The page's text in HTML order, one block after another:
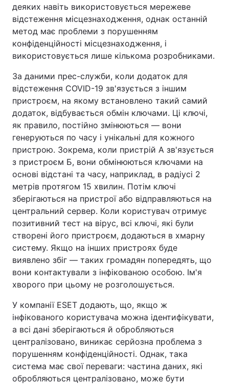
деяких навіть використовується мережеве
відстеження місцезнаходження, однак останній
метод має проблеми з порушенням
конфіденційності місцезнаходження, і
використовується лише кількома розробниками.
За даними прес-служби, коли додаток для
відстеження COVID-19 зв'язується з іншим
пристроєм, на якому встановлено такий самий
додаток, відбувається обмін ключами. Ці ключі,
як правило, постійно змінюються — вони
генеруються по часу і унікальні для кожного
пристрою. Зокрема, коли пристрій A зв'язується
з пристроєм Б, вони обмінюються ключами на
основі відстані та часу, наприклад, в радіусі 2
метрів протягом 15 хвилин. Потім ключі
зберігаються на пристрої або відправляються на
центральний сервер. Коли користувач отримує
позитивний тест на вірус, всі ключі, які були
створені його пристроєм, додаються в хмарну
систему. Якщо на інших пристроях буде
виявлено збіг — таких громадян попередять, що
вони контактували з інфікованою особою. Ім'я
хворого при цьому не розголошується.
У компанії ESET додають, що, якщо ж
інфікованого користувача можна ідентифікувати,
а всі дані зберігаються й обробляються
централізовано, виникає серйозна проблема з
порушенням конфіденційності. Однак, така
система має свої переваги: частина даних, які
обробляються централізовано, може бути